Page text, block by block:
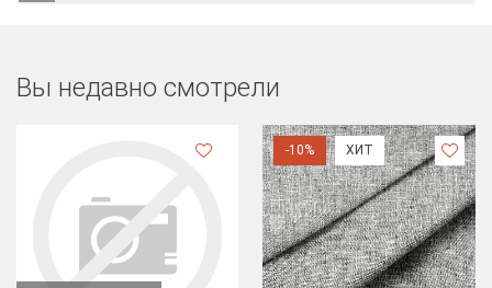
Вы недавно смотрели
-10% ХИТ